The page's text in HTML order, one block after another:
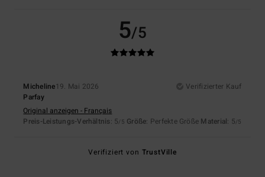
5/5
Micheline19. Mai 2026
Verifizierter Kauf
Parfay
Original anzeigen - Français
Preis-Leistungs-Verhältnis: 5/5 Größe: Perfekte Größe Material: 5/5
Verifiziert von TrustVille